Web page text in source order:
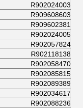
R902024003
R909608603
R909602381
R902024005
R902057824
R902118138
R902058470
R902085815
R902089389
R902034617
R902088236